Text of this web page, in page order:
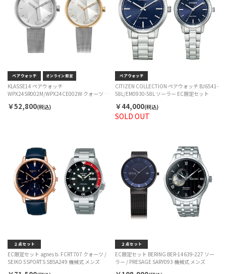
KLASSE14 ペアウォッチ
WPX24SR002M/WPX24CE002W クォーツ EC
￥52,800(税込)
SOLD OUT
CITIZEN COLLECTION ペアウォッチ BJ6541-
58L/EM0930-58L ソーラー EC限定セット
￥44,000(税込)
EC限定セット agnes b. FCRT707 クォーツ /
SEIKO 5SPORTS SBSA249 機械式 メンズ
EC限定セット BERING BER-14639-227 ソー
ラー / PRESAGE SARY093 機械式 メンズ